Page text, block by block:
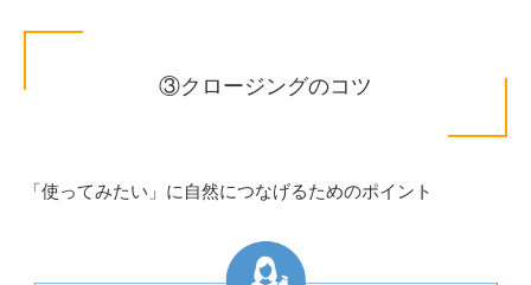
③クロージングのコツ
「使ってみたい」に自然につなげるためのポイント